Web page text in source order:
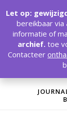
Let op:
bereikbaar via
informatie of
archief. toe
Contacteer